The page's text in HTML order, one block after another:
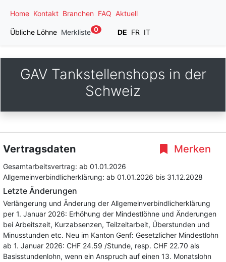
Home Kontakt Branchen FAQ Aktuell
Übliche Löhne Merkliste 0 DE FR IT
GAV Tankstellenshops in der
Schweiz
Merken
Vertragsdaten
Gesamtarbeitsvertrag: ab 01.01.2026
Allgemeinverbindlicherklärung: ab 01.01.2026 bis 31.12.2028
Letzte Änderungen
Verlängerung und Änderung der Allgemeinverbindlicherklärung
per 1. Januar 2026: Erhöhung der Mindestlöhne und Änderungen
bei Arbeitszeit, Kurzabsenzen, Teilzeitarbeit, Überstunden und
Minusstunden etc. Neu im Kanton Genf: Gesetzlicher Mindestlohn
ab 1. Januar 2026: CHF 24.59 /Stunde, resp. CHF 22.70 als
Basisstundenlohn, wenn ein Anspruch auf einen 13. Monatslohn